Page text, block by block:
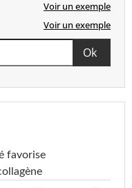
Voir un exemple
Voir un exemple
favorise